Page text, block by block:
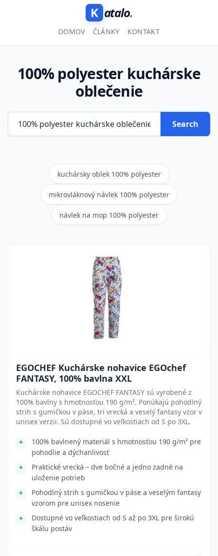
K atalo.
DOMOV ČLÁNKY KONTAKT
100% polyester kuchárske
oblečenie
Search
kuchársky oblek 100% polyester
mikrovláknový návlek 100% polyester
návlek na mop 100% polyester
EGOCHEF Kuchárske nohavice EGOchef
FANTASY, 100% bavlna XXL
Kuchárske nohavice EGOCHEF FANTASY sú vyrobené z
100% bavlny s hmotnosťou 190 g/m². Ponúkajú pohodlný
strih s gumičkou v páse, tri vrecká a veselý fantasy vzor v
unisex verzii. Sú dostupné vo veľkostiach od S po 3XL.
100% bavlnený materiál s hmotnosťou 190 g/m² pre
pohodlie a dýchanlivosť
Praktické vrecká – dve bočné a jedno zadné na
uloženie potrieb
Pohodlný strih s gumičkou v páse a veselým fantasy
vzorom pre unisex nosenie
Dostupné vo veľkostiach od S až po 3XL pre širokú
škálu postáv